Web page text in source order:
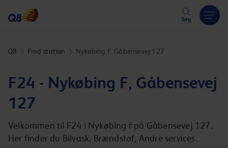
Søg
Q8 Find station Nykøbing F, Gåbensevej 127
F24 - Nykøbing F, Gåbensevej
127
Velkommen til F24 i Nykøbing f på Gåbensevej 127.
Her finder du Bilvask, Brændstof, Andre services.